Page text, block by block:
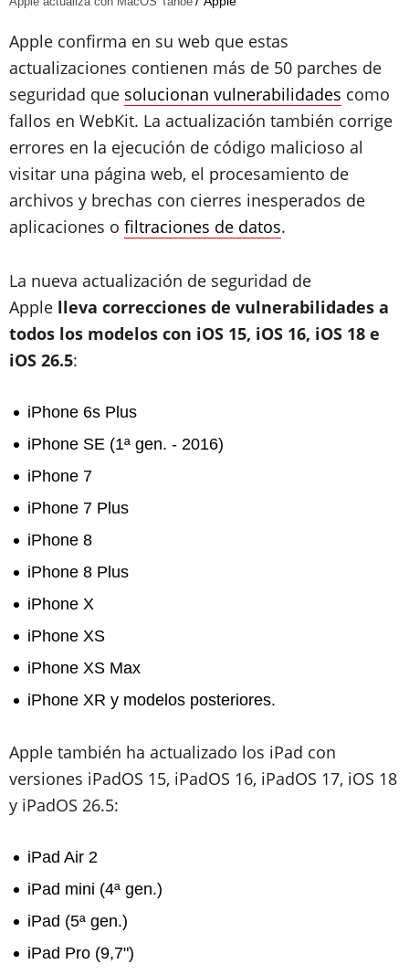
Apple confirma en su web que estas
actualizaciones contienen más de 50 parches de
seguridad que solucionan vulnerabilidades como
fallos en WebKit. La actualización también corrige
errores en la ejecución de código malicioso al
visitar una página web, el procesamiento de
archivos y brechas con cierres inesperados de
aplicaciones o filtraciones de datos.
La nueva actualización de seguridad de
Apple lleva correcciones de vulnerabilidades a
todos los modelos con iOS 15, iOS 16, iOS 18 e
iOS 26.5:
iPhone 6s Plus
iPhone SE (1ª gen. - 2016)
iPhone 7
iPhone 7 Plus
iPhone 8
iPhone 8 Plus
iPhone X
iPhone XS
iPhone XS Max
iPhone XR y modelos posteriores.
Apple también ha actualizado los iPad con
versiones iPadOS 15, iPadOS 16, iPadOS 17, iOS 18
y iPadOS 26.5:
iPad Air 2
iPad mini (4ª gen.)
iPad (5ª gen.)
iPad Pro (9,7")